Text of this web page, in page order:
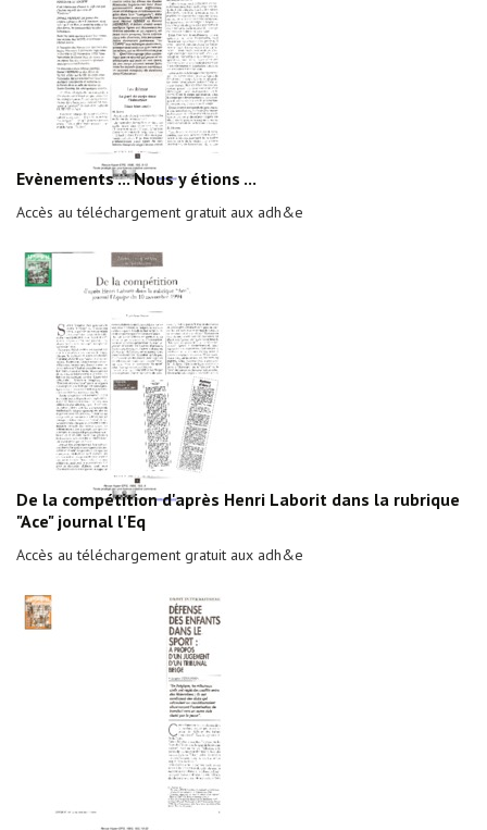
Evènements ... Nous y étions ...
Accès au téléchargement gratuit aux adh&e
De la compétition d'après Henri Laborit dans la rubrique
"Ace" journal l'Eq
Accès au téléchargement gratuit aux adh&e